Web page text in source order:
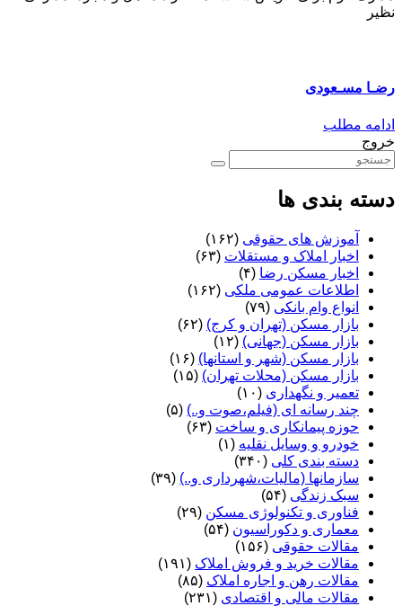
نظیر
رضـا مسـعودی
ادامه مطلب
خروج
دسته بندی ها
آموزش های حقوقی (۱۶۲)
اخبار املاک و مستقلات (۶۳)
اخبار مسکن رضا (۴)
اطلاعات عمومی ملکی (۱۶۲)
انواع وام بانکی (۷۹)
بازار مسکن (تهران و کرج) (۶۲)
بازار مسکن (جهانی) (۱۲)
بازار مسکن (شهر و استانها) (۱۶)
بازار مسکن (محلات تهران) (۱۵)
تعمیر و نگهداری (۱۰)
چند رسانه ای (فیلم،صوت و..) (۵)
حوزه پیمانکاری و ساخت (۶۳)
خودرو و وسایل نقلیه (۱)
دسته بندی کلی (۳۴۰)
سازمانها (مالیات،شهرداری و..) (۳۹)
سبک زندگی (۵۴)
فناوری و تکنولوژی مسکن (۲۹)
معماری و دکوراسیون (۵۴)
مقالات حقوقی (۱۵۶)
مقالات خرید و فروش املاک (۱۹۱)
مقالات رهن و اجاره املاک (۸۵)
مقالات مالی و اقتصادی (۲۳۱)